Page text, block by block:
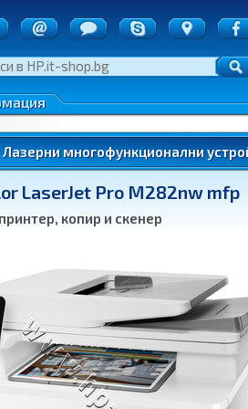
Последна
на пратките
по ОП ИК
Лазерни многофункционални
LaserJet Pro M282nw mfp
копир и скенер